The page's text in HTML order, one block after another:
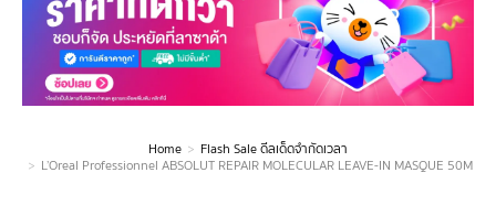
Home
Flash Sale ดีลเด็ดจำกัดเวลา
L’Oreal Professionnel ABSOLUT REPAIR MOLECULAR LEAVE-IN MASQUE